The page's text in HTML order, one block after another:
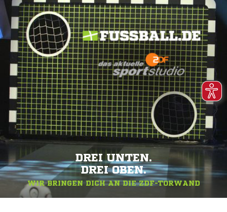
DREI UNTEN.
DREI OBEN.
WIR BRINGEN DICH AN DIE ZDF-TORWAND